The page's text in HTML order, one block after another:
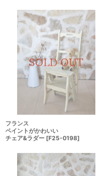
フランス
ペイントがかわいい
チェア&ラダー [F25-0198]